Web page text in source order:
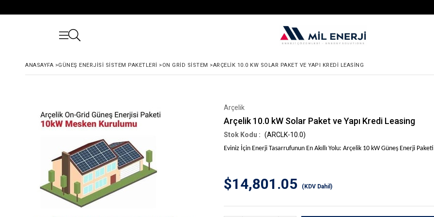
ANASAYFA >GÜNEŞ ENERJISI SISTEM PAKETLERI >ON GRID SISTEM >ARÇELIK 10.0 KW SOLAR PAKET VE YAPI KREDI LEASING
Arçelik
Arçelik 10.0 kW Solar Paket ve Yapı Kredi Leasing
(ARCLK-10.0)
Eviniz İçin Enerji Tasarrufunun En Akıllı Yolu: Arçelik 10 kW Güneş Enerji Paketi
$14,801.05 (KDV Dahil)